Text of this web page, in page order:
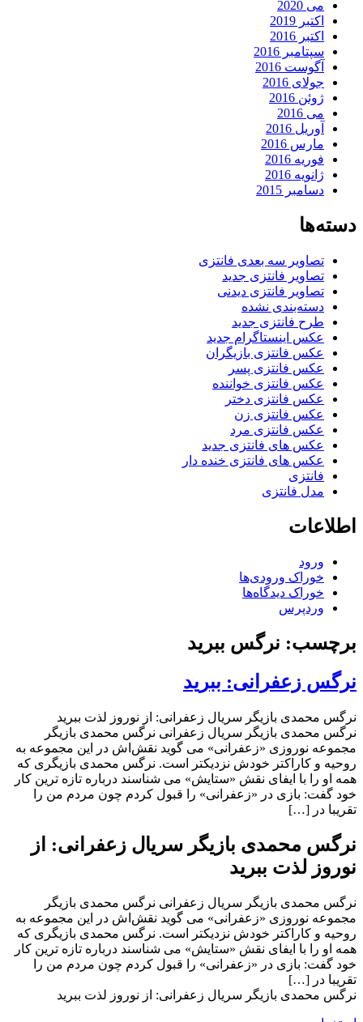
می 2020
اکتبر 2019
اکتبر 2016
سپتامبر 2016
آگوست 2016
جولای 2016
ژوئن 2016
می 2016
آوریل 2016
مارس 2016
فوریه 2016
ژانویه 2016
دسامبر 2015
دسته‌ها
تصاویر سه بعدی فانتزی
تصاویر فانتزی جدید
تصاویر فانتزی دیدنی
دسته‌بندی نشده
طرح فانتزی جدید
عکس اینستاگرام جدید
عکس فانتزی بازیگران
عکس فانتزی پسر
عکس فانتزی خواننده
عکس فانتزی دختر
عکس فانتزی زن
عکس فانتزی مرد
عکس های فانتزی جدید
عکس های فانتزی خنده دار
فانتزی
مدل فانتزی
اطلاعات
ورود
خوراک ورودی‌ها
خوراک دیدگاه‌ها
وردپرس
برچسب: نرگس ببرید
نرگس زعفرانی: ببرید
نرگس محمدی بازیگر سریال زعفرانی: از نوروز لذت ببرید
نرگس محمدی بازیگر سریال زعفرانی نرگس محمدی بازیگر
مجموعه نوروزی «زعفرانی» می گوید نقش‌اش در این مجموعه به
روحیه و کاراکتر خودش نزدیکتر است. نرگس محمدی بازیگری که
همه او را با ایفای نقش «ستایش» می شناسند درباره تازه ترین کار
خود گفت: بازی در «زعفرانی» را قبول کردم چون مردم من را
تقریبا در […]
نرگس محمدی بازیگر سریال زعفرانی: از
نوروز لذت ببرید
نرگس محمدی بازیگر سریال زعفرانی نرگس محمدی بازیگر
مجموعه نوروزی «زعفرانی» می گوید نقش‌اش در این مجموعه به
روحیه و کاراکتر خودش نزدیکتر است. نرگس محمدی بازیگری که
همه او را با ایفای نقش «ستایش» می شناسند درباره تازه ترین کار
خود گفت: بازی در «زعفرانی» را قبول کردم چون مردم من را
تقریبا در […]
نرگس محمدی بازیگر سریال زعفرانی: از نوروز لذت ببرید